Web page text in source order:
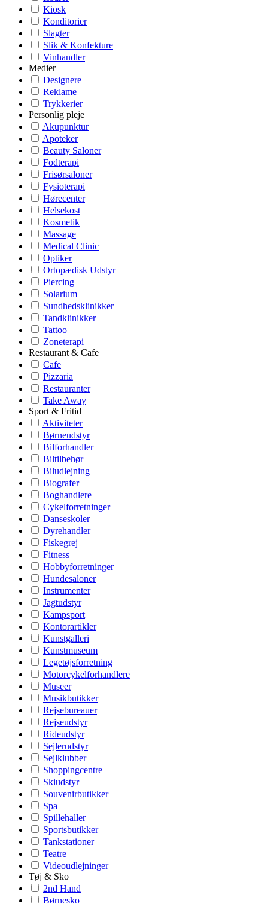
Kiosk
Konditorier
Slagter
Slik & Konfekture
Vinhandler
Medier
Designere
Reklame
Trykkerier
Personlig pleje
Akupunktur
Apoteker
Beauty Saloner
Fodterapi
Frisørsaloner
Fysioterapi
Hørecenter
Helsekost
Kosmetik
Massage
Medical Clinic
Optiker
Ortopædisk Udstyr
Piercing
Solarium
Sundhedsklinikker
Tandklinikker
Tattoo
Zoneterapi
Restaurant & Cafe
Cafe
Pizzaria
Restauranter
Take Away
Sport & Fritid
Aktiviteter
Børneudstyr
Bilforhandler
Biltilbehør
Biludlejning
Biografer
Boghandlere
Cykelforretninger
Danseskoler
Dyrehandler
Fiskegrej
Fitness
Hobbyforretninger
Hundesaloner
Instrumenter
Jagtudstyr
Kampsport
Kontorartikler
Kunstgalleri
Kunstmuseum
Legetøjsforretning
Motorcykelforhandlere
Museer
Musikbutikker
Rejsebureauer
Rejseudstyr
Rideudstyr
Sejlerudstyr
Sejlklubber
Shoppingcentre
Skiudstyr
Souvenirbutikker
Spa
Spillehaller
Sportsbutikker
Tankstationer
Teatre
Videoudlejninger
Tøj & Sko
2nd Hand
Børnesko